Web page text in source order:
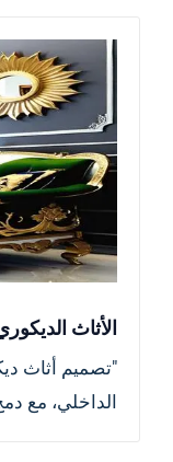
الأثاث
"تصميم أثاث
الداخلي، مع